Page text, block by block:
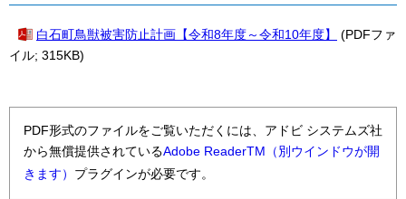
白石町鳥獣被害防止計画【令和8年度～令和10年度】
(PDFファ
イル; 315KB)
PDF形式のファイルをご覧いただくには、アドビ システムズ社
から無償提供されているAdobe ReaderTM（別ウインドウが開
きます） プラグインが必要です。